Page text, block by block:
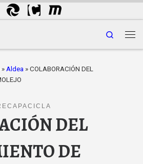
Search
» Aldea » COLABORACIÓN DEL
DEL
DE